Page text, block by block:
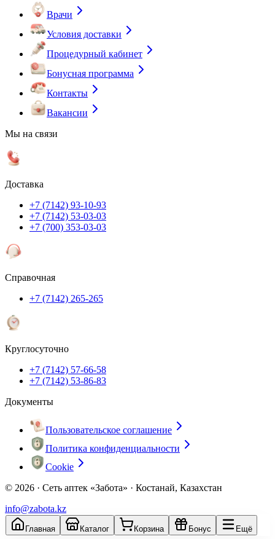
Врачи
Условия доставки
Процедурный кабинет
Бонусная программа
Контакты
Вакансии
Мы на связи
Доставка
+7 (7142) 93-10-93
+7 (7142) 53-03-03
+7 (700) 353-03-03
Справочная
+7 (7142) 265-265
Круглосуточно
+7 (7142) 57-66-58
+7 (7142) 53-86-83
Документы
Пользовательское соглашение
Политика конфиденциальности
Cookie
© 2026 · Сеть аптек «Забота» · Костанай, Казахстан
info@zabota.kz
Главная Каталог Корзина Бонус Ещё